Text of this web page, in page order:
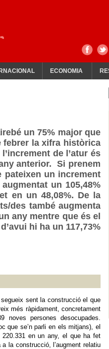
ECONOMIA
un 75% major que
febrer la xifra històrica
de l’atur és
anterior. Si prenem
pateixen un increment
un 105,48%
en un 48,08%. De la
des també augmenta
any mentre que és el
hi ha un 117,73%
sent la construcció el que
més ràpidament, concretament
noves persones desocupades.
que se’n parli en els mitjans), el
220.331 en un any, el que ha fet
la construcció, l’augment relatiu